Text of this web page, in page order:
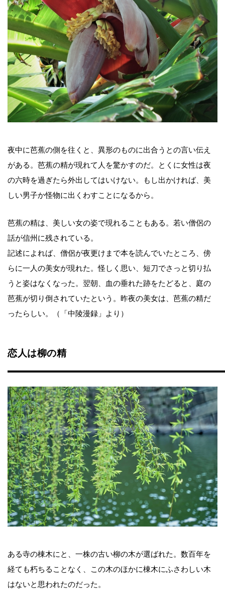
夜中に芭蕉の側を往くと、異形のものに出合うとの言い伝え
がある。芭蕉の精が現れて人を驚かすのだ。とくに女性は夜
の六時を過ぎたら外出してはいけない。もし出かければ、美
しい男子か怪物に出くわすことになるから。
芭蕉の精は、美しい女の姿で現れることもある。若い僧侶の
話が信州に残されている。
記述によれば、僧侶が夜更けまで本を読んでいたところ、傍
らに一人の美女が現れた。怪しく思い、短刀でさっと切り払
うと姿はなくなった。翌朝、血の垂れた跡をたどると、庭の
芭蕉が切り倒されていたという。昨夜の美女は、芭蕉の精だ
ったらしい。（「中陵漫録」より）
恋人は柳の精
ある寺の棟木にと、一株の古い柳の木が選ばれた。数百年を
経ても朽ちることなく、この木のほかに棟木にふさわしい木
はないと思われたのだった。